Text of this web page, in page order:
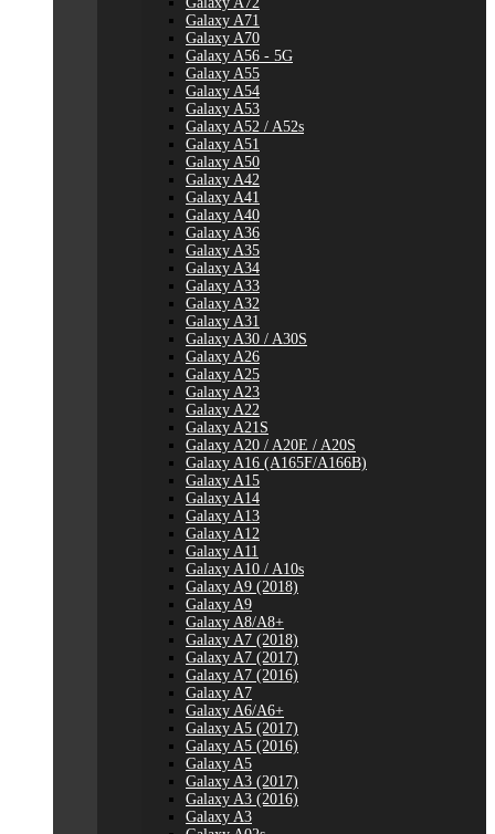
Galaxy A71
Galaxy A70
Galaxy A56 - 5G
Galaxy A55
Galaxy A54
Galaxy A53
Galaxy A52 / A52s
Galaxy A51
Galaxy A50
Galaxy A42
Galaxy A41
Galaxy A40
Galaxy A36
Galaxy A35
Galaxy A34
Galaxy A33
Galaxy A32
Galaxy A31
Galaxy A30 / A30S
Galaxy A26
Galaxy A25
Galaxy A23
Galaxy A22
Galaxy A21S
Galaxy A20 / A20E / A20S
Galaxy A16 (A165F/A166B)
Galaxy A15
Galaxy A14
Galaxy A13
Galaxy A12
Galaxy A11
Galaxy A10 / A10s
Galaxy A9 (2018)
Galaxy A9
Galaxy A8/A8+
Galaxy A7 (2018)
Galaxy A7 (2017)
Galaxy A7 (2016)
Galaxy A7
Galaxy A6/A6+
Galaxy A5 (2017)
Galaxy A5 (2016)
Galaxy A5
Galaxy A3 (2017)
Galaxy A3 (2016)
Galaxy A3